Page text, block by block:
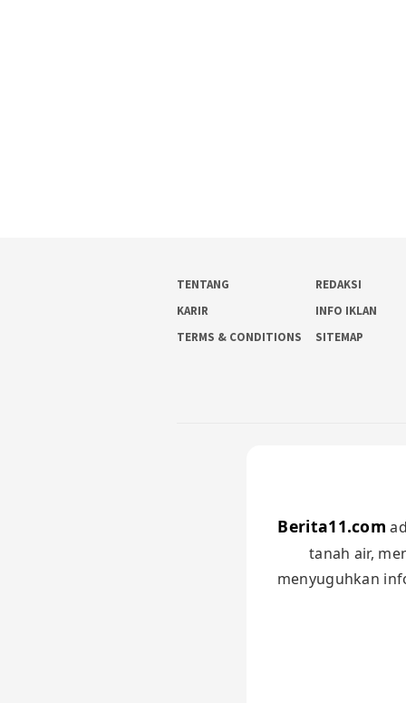
TENTANG REDAKSI
KARIR
INFO IKLAN
TERMS & CONDITIONS
SITEMAP
Berita11.com
tanah air,
menyuguhkan